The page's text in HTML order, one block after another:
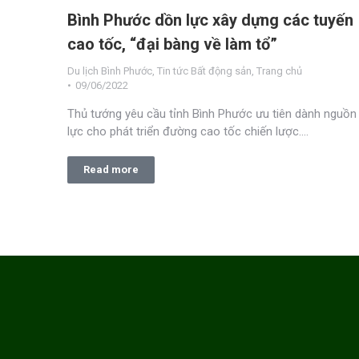
Bình Phước dồn lực xây dựng các tuyến
cao tốc, “đại bàng về làm tổ”
Du lịch Bình Phước, Tin tức Bất động sản, Trang chủ
09/06/2022
Thủ tướng yêu cầu tỉnh Bình Phước ưu tiên dành nguồn
lực cho phát triển đường cao tốc chiến lược.…
Read more